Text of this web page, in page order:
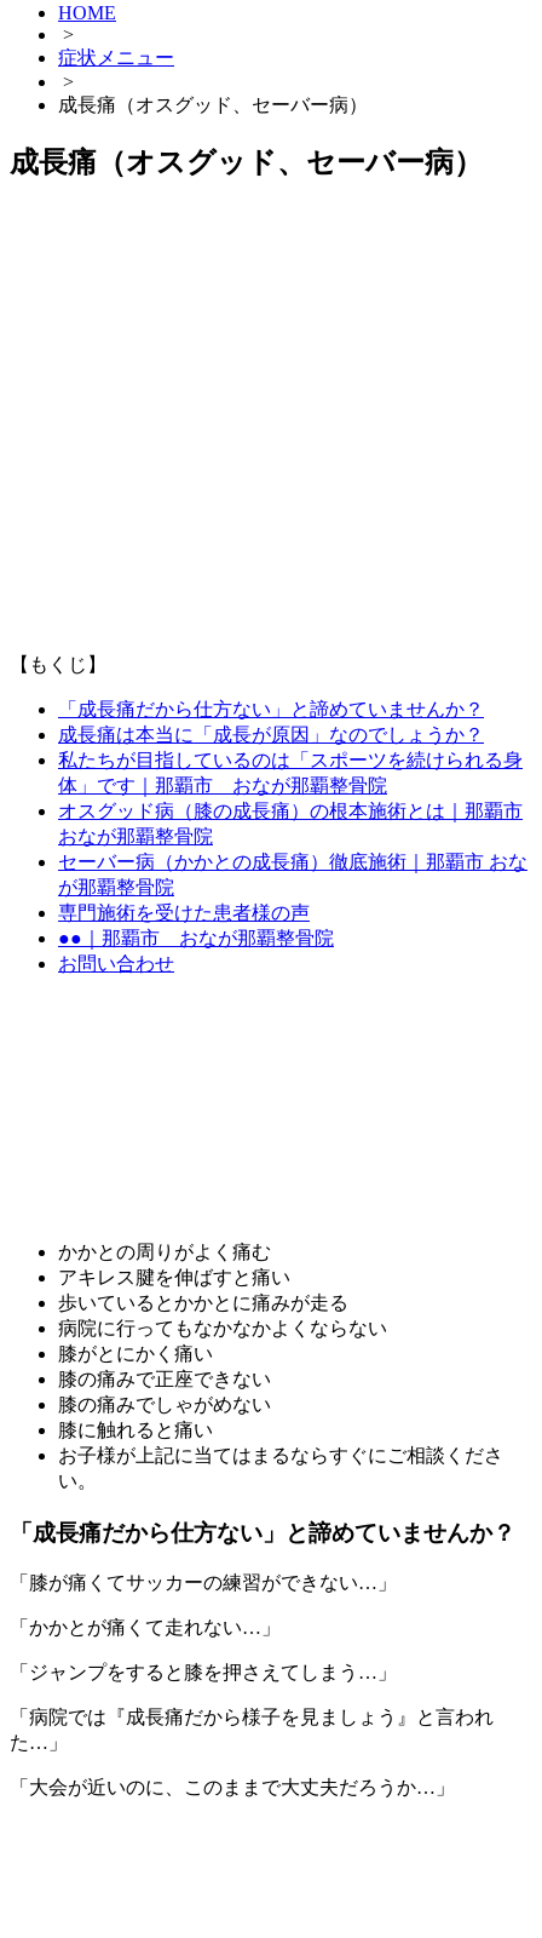
HOME
>
症状メニュー
>
成長痛（オスグッド、セーバー病）
成長痛（オスグッド、セーバー病）
【もくじ】
「成長痛だから仕方ない」と諦めていませんか？
成長痛は本当に「成長が原因」なのでしょうか？
私たちが目指しているのは「スポーツを続けられる身
体」です｜那覇市 おなが那覇整骨院
オスグッド病（膝の成長痛）の根本施術とは｜那覇市
おなが那覇整骨院
セーバー病（かかとの成長痛）徹底施術｜那覇市 おな
が那覇整骨院
専門施術を受けた患者様の声
●●｜那覇市 おなが那覇整骨院
お問い合わせ
かかとの周りがよく痛む
アキレス腱を伸ばすと痛い
歩いているとかかとに痛みが走る
病院に行ってもなかなかよくならない
膝がとにかく痛い
膝の痛みで正座できない
膝の痛みでしゃがめない
膝に触れると痛い
お子様が上記に当てはまるならすぐにご相談くださ
い。
「成長痛だから仕方ない」と諦めていませんか？
「膝が痛くてサッカーの練習ができない…」
「かかとが痛くて走れない…」
「ジャンプをすると膝を押さえてしまう…」
「病院では『成長痛だから様子を見ましょう』と言われ
た…」
「大会が近いのに、このままで大丈夫だろうか…」